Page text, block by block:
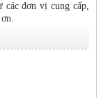
các đơn vị cung cấp,